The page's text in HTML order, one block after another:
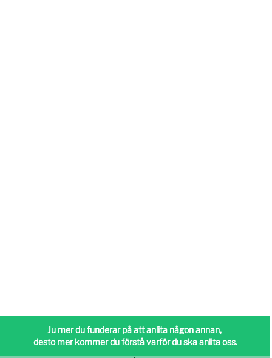
Ju mer du funderar på att anlita någon annan,
desto mer kommer du förstå varför du ska anlita oss.